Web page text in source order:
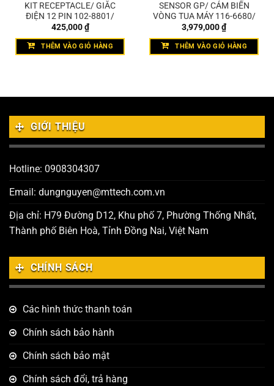
KIT RECEPTACLE/ GIẮC
ĐIỆN 12 PIN 102-8801/
425,000₫
THÊM VÀO GIỎ HÀNG
SENSOR GP/ CẢM BIẾN
VÒNG TUA MÁY 116-6680/
3,979,000₫
THÊM VÀO GIỎ HÀNG
GIỚI THIỆU
Hotline: 0908304307
Email: dungnguyen@mttech.com.vn
Địa chỉ: H79 Đường D12, Khu phố 7, Phường Thống Nhất,
Thành phố Biên Hoà, Tỉnh Đồng Nai, Việt Nam
CHÍNH SÁCH
Các hình thức thanh toán
Chính sách bảo hành
Chính sách bảo mật
Chính sách đổi, trả hàng